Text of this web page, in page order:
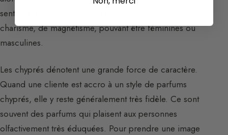
senteurs automnales, empreinte de mystère, de
charisme, de magnétisme, pouvant être féminines ou
masculines.
Les chyprés dénotent une grande force de caractère.
Quand une cliente est accro à un style de parfums
chyprés, elle y reste généralement très fidèle. Ce sont
souvent des parfums qui plaisent aux personnes
olfactivement très éduquées. Pour prendre une image